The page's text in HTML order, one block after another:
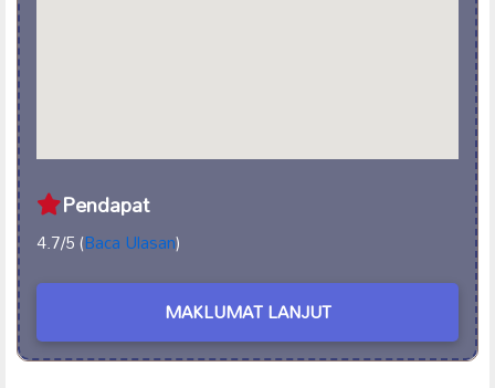
Pendapat
4.7/5 (Baca Ulasan)
MAKLUMAT LANJUT